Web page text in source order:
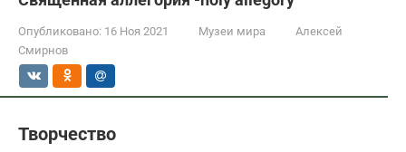
Опубликовано: 16 Ноя 2021 Музеи мира
Алексей
Смирнов
Творчество